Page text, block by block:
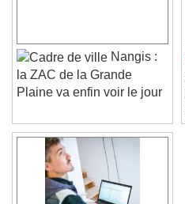
Nangis :
la ZAC de la Grande